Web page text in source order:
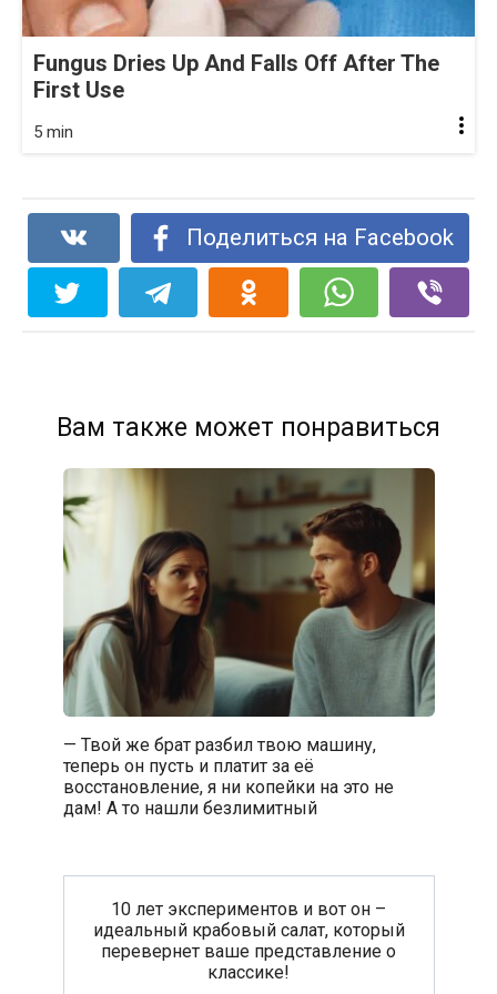
Fungus Dries Up And Falls Off After The
First Use
5 min
Поделиться на Facebook
Вам также может понравиться
— Твой же брат разбил твою машину,
теперь он пусть и платит за её
восстановление, я ни копейки на это не
дам! А то нашли безлимитный
10 лет экспериментов и вот он –
идеальный крабовый салат, который
перевернет ваше представление о
классике!